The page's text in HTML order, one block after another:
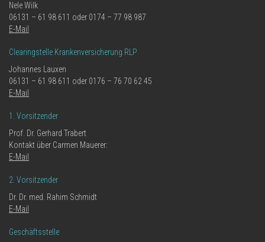
Nele Wilk
06131 – 61 98 611 oder 0174 – 77 98 987
E-Mail
Clearingstelle Krankenversicherung RLP
Johannes Lauxen
06131 – 61 98 611 oder 0176 – 76 70 62 45
E-Mail
1. Vorsitzender
Prof. Dr. Gerhard Trabert
Kontakt über Carmen Mauerer:
E-Mail
2. Vorsitzender
Dr. Dr. med. Rahim Schmidt
E-Mail
Geschäftsstelle